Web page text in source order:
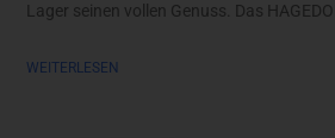
Lager seinen vollen Genuss. Das
WEITERLESEN